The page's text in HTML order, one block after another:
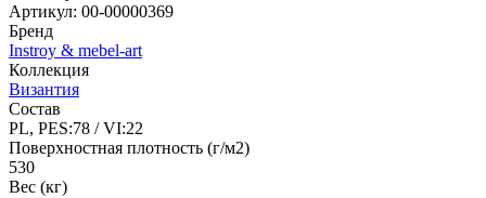
Артикул: 00-00000369
Бренд
Instroy & mebel-art
Коллекция
Византия
Состав
PL, PES:78 / VI:22
Поверхностная плотность (г/м2)
530
Вес (кг)